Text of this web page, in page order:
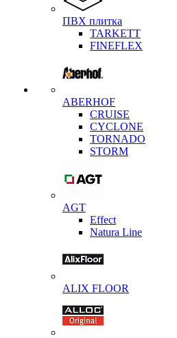
ПВХ плитка
TARKETT
FINEFLEX
ABERHOF
CRUISE
CYCLONE
TORNADO
STORM
AGT
Effect
Natura Line
ALIX FLOOR